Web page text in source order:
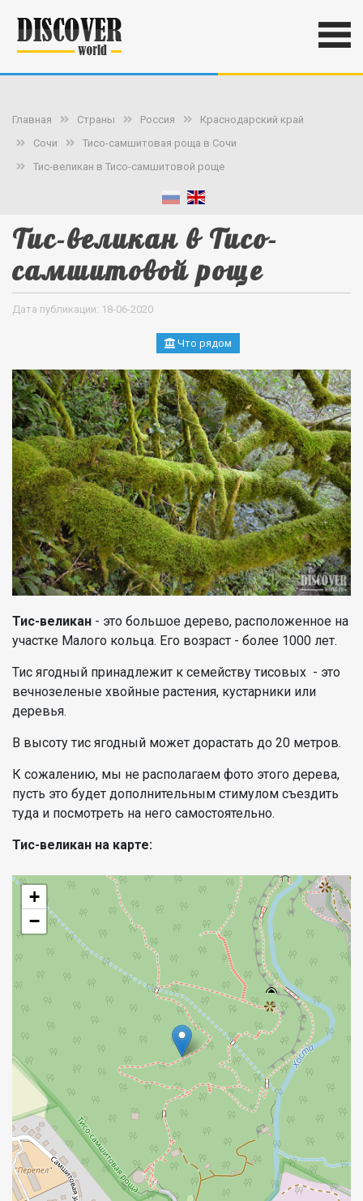
Главная Страны Россия
Краснодарский край
Сочи
Тисо-самшитовая роща в Сочи
Тис-великан в Тисо-самшитовой роще
Тис-великан в Тисо-
самшитовой роще
Дата публикации: 18-06-2020
Что рядом
Тис-великан - это большое дерево, расположенное на
участке Малого кольца. Его возраст - более 1000 лет.
Тис ягодный принадлежит к семейству тисовых - это
вечнозеленые хвойные растения, кустарники или
деревья.
В высоту тис ягодный может дорастать до 20 метров.
К сожалению, мы не располагаем фото этого дерева,
пусть это будет дополнительным стимулом съездить
туда и посмотреть на него самостоятельно.
Тис-великан на карте:
+
−